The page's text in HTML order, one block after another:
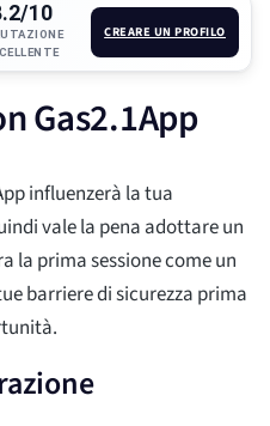
10
CREARE UN PROFILO
Gas2.1App
influenzerà la tua
vale la pena adottare un
la prima sessione come un
barriere di sicurezza prima